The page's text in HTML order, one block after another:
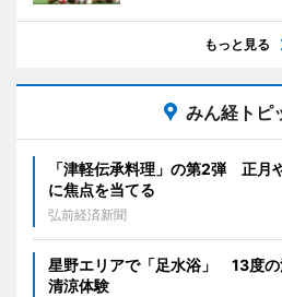
もっと見る
みん経トピ
「津軽伝承料理」の第2弾 正月
に焦点を当てる
弘前経済新聞
星野エリアで「足水浴」 13度の
清涼体験